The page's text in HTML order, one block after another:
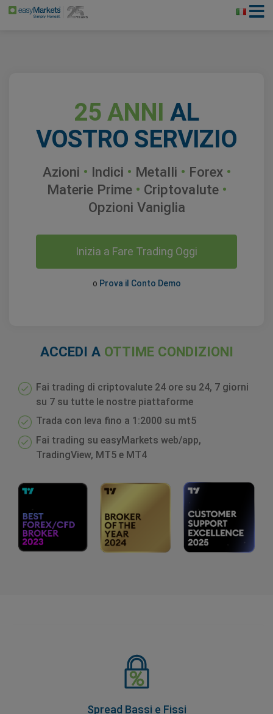
25 ANNI AL
VOSTRO SERVIZIO
Azioni • Indici • Metalli • Forex •
Materie Prime • Criptovalute •
Opzioni Vaniglia
Inizia a Fare Trading Oggi
o Prova il Conto Demo
ACCEDI AOTTIME CONDIZIONI
Fai trading di criptovalute 24 ore su 24, 7 giorni
su 7 su tutte le nostre piattaforme
Trada con leva fino a 1:2000 su mt5
Fai trading su easyMarkets web/app,
TradingView, MT5 e MT4
Spread Bassi e Fissi
Come parte della nostra promessa di trasparenza dei
prezzi, i nostri spread non cambiano mai durante le ore